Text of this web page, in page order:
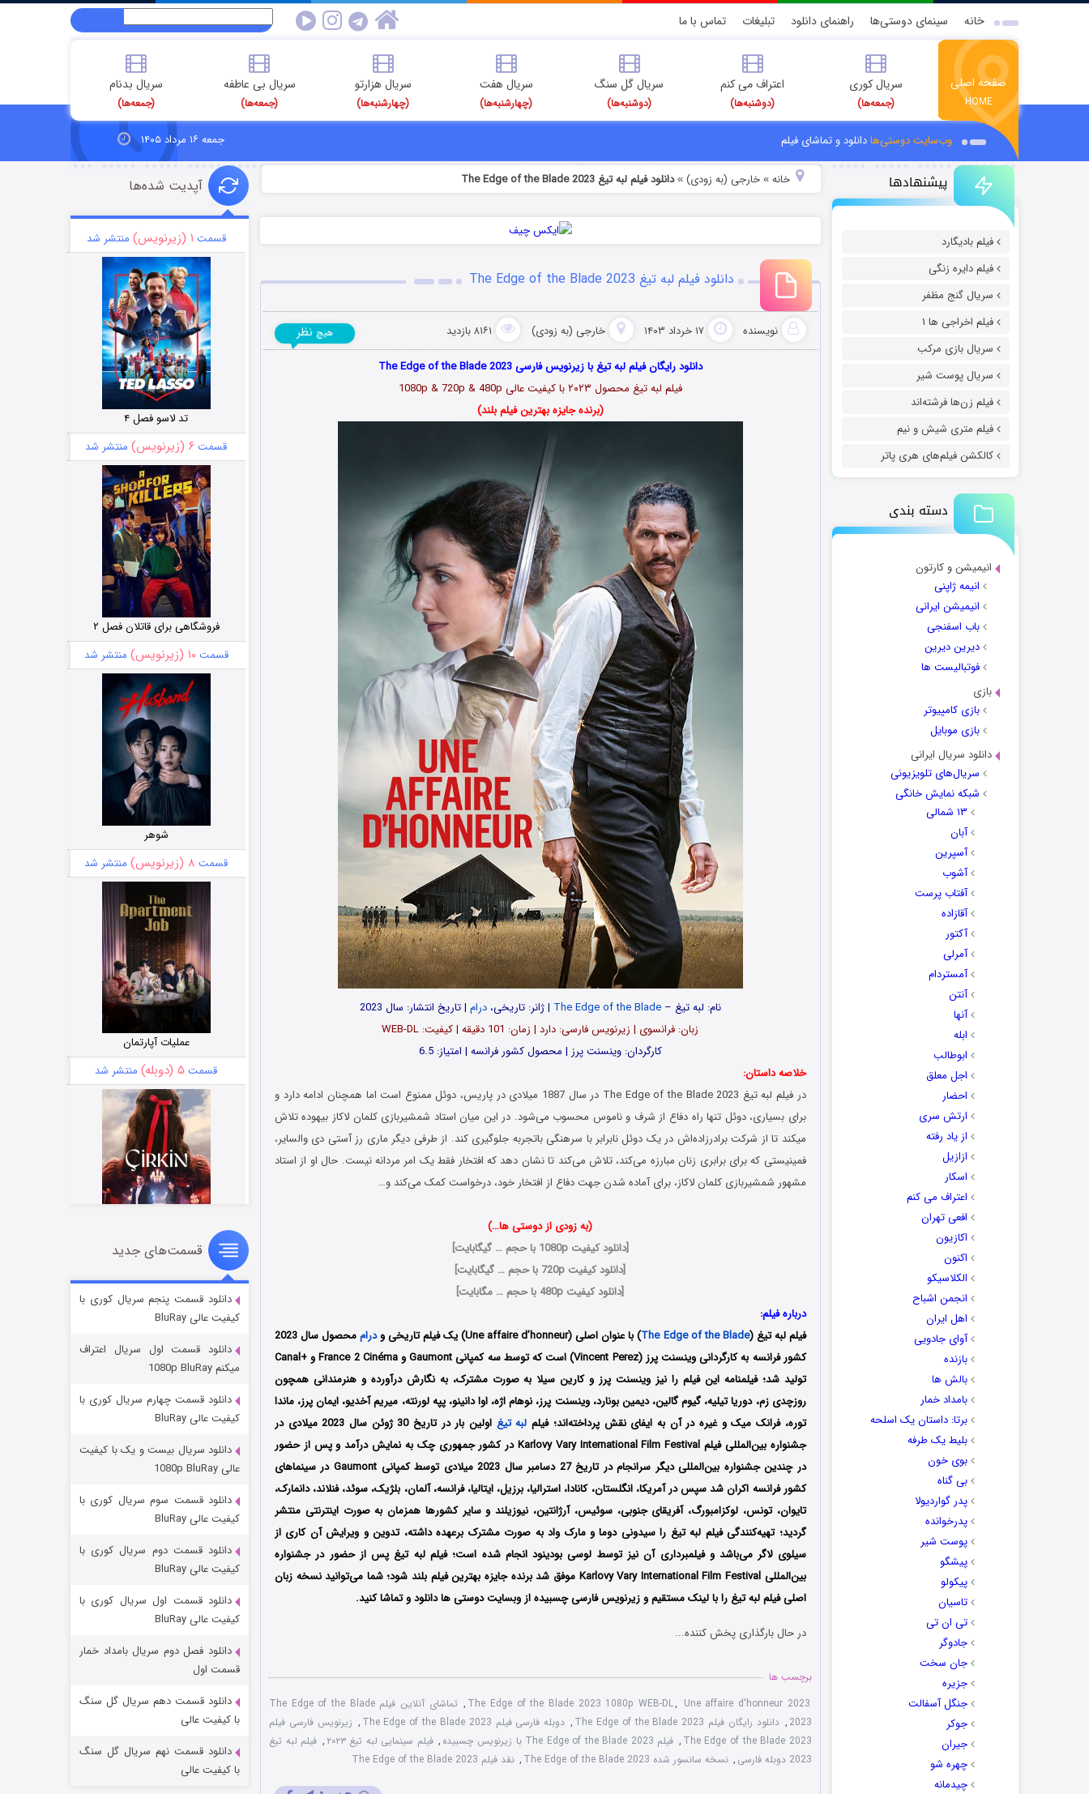
خانه سینمای دوستی‌ها راهنمای دانلود تبلیغات تماس با ما
صفحه اصلی
HOME
سریال کوری
(جمعه‌ها)
اعتراف می کنم
(دوشنبه‌ها)
سریال گل سنگ
(دوشنبه‌ها)
سریال هفت
(چهارشنبه‌ها)
سریال هزارتو
(چهارشنبه‌ها)
سریال بی عاطفه
(جمعه‌ها)
سریال بدنام
(جمعه‌ها)
وب‌سایت دوستی‌هادانلود و تماشای فیلم جمعه ۱۶ مرداد ۱۴۰۵
پیشنهادها
فیلم بادیگارد
فیلم دایره زنگی
سریال گنج مظفر
فیلم اخراجی ها ۱
سریال بازی مرکب
سریال پوست شیر
فیلم زن‌ها فرشته‌اند
فیلم متری شیش و نیم
کالکشن فیلم‌های هری پاتر
دسته بندی
انیمیشن و کارتون
انیمه ژاپنی
انیمیشن ایرانی
باب اسفنجی
دیرین دیرین
فوتبالیست ها
بازی
بازی کامپیوتر
بازی موبایل
دانلود سریال ایرانی
سریال‌های تلویزیونی
شبکه نمایش خانگی
۱۳ شمالی
آبان
آسپرین
آشوب
آفتاب پرست
آقازاده
آکتور
آمرلی
آمستردام
آنتن
آنها
ابله
ابوطالب
اجل معلق
احضار
ارتش سری
از یاد رفته
ازازیل
اسکار
اعتراف می کنم
افعی تهران
اکازیون
اکنون
الکلاسیکو
انجمن اشباح
اهل ایران
آوای جادویی
بازنده
بالش ها
بامداد خمار
برتا: داستان یک اسلحه
بلیط یک‌‌ طرفه
بوی خون
بی گناه
پدر گواردیولا
پدرخوانده
پوست شیر
پیشگو
پیکولو
تاسیان
تی ان تی
جادوگر
جان سخت
جزیره
جنگل آسفالت
جوکر
جیران
چهره شو
چیدمانه
خانه» خارجی (به زودی)»دانلود فیلم لبه تیغ The Edge of the Blade 2023
دانلود فیلم لبه تیغ The Edge of the Blade 2023
نویسنده ۱۷ خرداد ۱۴۰۳ خارجی (به زودی) ۸۱۶۱ بازدید هیچ نظر
دانلود رایگان فیلم لبه تیغ با زیرنویس فارسی The Edge of the Blade 2023
فیلم لبه تیغ محصول ۲۰۲۳ با کیفیت عالی 1080p & 720p & 480p
(برنده جایزه بهترین فیلم بلند)
نام: لبه تیغ –The Edge of the Blade | ژانر: تاریخی،درام | تاریخ انتشار: سال 2023
زبان: فرانسوی | زیرنویس فارسی: دارد | زمان: 101 دقیقه | کیفیت: WEB-DL
کارگردان: وینسنت پرز | محصول کشور فرانسه | امتیاز: 6.5
خلاصه داستان:
در فیلم لبه تیغ The Edge of the Blade 2023 در سال 1887 میلادی در پاریس، دوئل ممنوع است اما همچنان ادامه دارد و
برای بسیاری، دوئل تنها راه دفاع از شرف و ناموس محسوب می‌شود. در این میان استاد شمشیربازی کلمان لاکاز بیهوده تلاش
می‎کند تا از شرکت برادرزاده‌اش در یک دوئل نابرابر با سرهنگی باتجربه جلوگیری کند. از طرفی دیگر ماری رز آستی دی والسایر،
فمینیستی که برای برابری زنان مبارزه می‌کند، تلاش می‌کند تا نشان دهد که افتخار فقط یک امر مردانه نیست. حال او از استاد
مشهور شمشیربازی کلمان لاکاز، برای آماده شدن جهت دفاع از افتخار خود، درخواست کمک می‌کند و…
(به زودی از دوستی ها…)
[دانلود کیفیت 1080p با حجم … گیگابایت
]
[دانلود کیفیت 720p با حجم … گیگابایت
]
[دانلود کیفیت 480p با حجم … مگابایت
]
درباره فیلم:
فیلم لبه تیغ (The Edge of the Blade) با عنوان اصلی (Une affaire d’honneur) یک فیلم تاریخی و درام
محصول سال 2023
کشور فرانسه به کارگردانی وینسنت پرز (Vincent Perez) است که توسط سه کمپانی‌ Gaumont و France 2 Cinéma و +Canal
تولید شد؛ فیلمنامه این فیلم را نیز وینسنت پرز و کارین سیلا به صورت مشترک، به نگارش درآورده و هنرمندانی همچون
روزچدی زم، دوریا تیلیه، گیوم گالین، دیمین بونارد، وینسنت پرز، نوهام اژه، اوا دانینو، پپه لورنته، میریم آخدیو، ایمان پرز، ماندا
توره، فرانک میک و غیره در آن به ایفای نقش پرداخته‌اند؛ فیلم لبه تیغ
اولین بار در تاریخ 30 ژوئن سال 2023 میلادی در
جشنواره بین‌المللی فیلم Karlovy Vary International Film Festival در کشور جمهوری چک به نمایش درآمد و پس از حضور
در چندین جشنواره بین‌المللی دیگر سرانجام در تاریخ 27 دسامبر سال 2023 میلادی توسط کمپانی‌‌ Gaumont در سینماهای
کشور فرانسه اکران شد سپس در آمریکا، انگلستان، کانادا، استرالیا، برزیل، ایتالیا، فرانسه، آلمان، بلژیک، سوئد، فنلاند، دانمارک،
تایوان، تونس، لوکزامبورگ، آفریقای جنوبی، سوئیس، آرژانتین، نیوزیلند و سایر کشورها همزمان به صورت اینترنتی منتشر
گردید؛ تهیه‌کنندگی فیلم لبه تیغ را سیدونی دوما و مارک واد به صورت مشترک برعهده داشته، تدوین و ویرایش آن کاری از
سیلوی لاگر می‌باشد و فیلمبرداری آن نیز توسط لوسی بودینود انجام شده است؛ فیلم لبه تیغ پس از حضور در جشنواره‌‌‌
بین‌المللی Karlovy Vary International Film Festival موفق شد برنده جایزه بهترین فیلم بلند شود؛ شما می‌توانید نسخه زبان
اصلی فیلم لبه تیغ را با ‌لینک مستقیم و زیرنویس فارسی چسبیده از وبسایت دوستی ها دانلود و تماشا کنید.
در حال بارگذاری پخش کننده...
برچسب ها
The Edge of the Blade 2023 1080p WEB-DL, Une affaire d'honneur 2023
,
تماشای آنلاین فیلم The Edge of the Blade
2023
, دانلود رایگان فیلم The Edge of the Blade 2023 , دوبله فارسی فیلم The Edge of the Blade 2023 , زیرنویس فارسی فیلم
The Edge of the Blade 2023
, فیلم The Edge of the Blade 2023 با زیرنویس چسبیده , فیلم سینمایی لبه تیغ ۲۰۲۳ , فیلم لبه تیغ
2023 دوبله فارسی
, نسخه سانسور شده The Edge of the Blade 2023 , نقد فیلم The Edge of the Blade 2023
آپدیت شده‌ها
قسمت ۱ (زیرنویس) منتشر شد
تد لاسو فصل ۴
قسمت ۶ (زیرنویس) منتشر شد
فروشگاهی برای قاتلان فصل ۲
قسمت۱۰ (زیرنویس) منتشر شد
شوهر
قسمت ۸ (زیرنویس) منتشر شد
عملیات آپارتمان
قسمت ۵ (دوبله) منتشر شد
سریال زشت
قسمت۲ (زیرنویس) منتشر شد
مردگان متحرک: شهر مرده ۳
شکست استوارت در نجات جهان
قسمت ۷ (زیرنویس) منتشر شد
قسمت‌های جدید
دانلود قسمت پنجم سریال کوری با
کیفیت عالی BluRay
دانلود قسمت اول سریال اعتراف
میکنم 1080p BluRay
دانلود قسمت چهارم سریال کوری با
کیفیت عالی BluRay
دانلود سریال بیست و یک با کیفیت
عالی 1080p BluRay
دانلود قسمت سوم سریال کوری با
کیفیت عالی BluRay
دانلود قسمت دوم سریال کوری با
کیفیت عالی BluRay
دانلود قسمت اول سریال کوری با
کیفیت عالی BluRay
دانلود فصل دوم سریال بامداد خمار
قسمت اول
دانلود قسمت دهم سریال گل سنگ
با کیفیت عالی
دانلود قسمت نهم سریال گل سنگ
با کیفیت عالی